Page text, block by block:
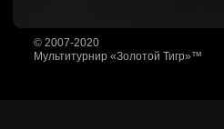
© 2007-2020
Мультитурнир «Золотой Тигр»™